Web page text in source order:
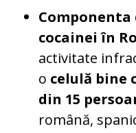
cocainei în
activitate
o celulă bine
din 15
română,